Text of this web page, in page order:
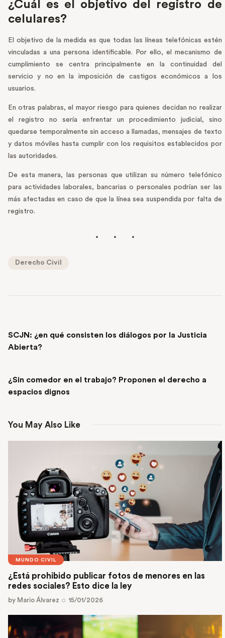
¿Cuál es el objetivo del registro de
celulares?
El objetivo de la medida es que todas las líneas telefónicas estén
vinculadas a una persona identificable. Por ello, el mecanismo de
cumplimiento se centra principalmente en la continuidad del
servicio y no en la imposición de castigos económicos a los
usuarios.
En otras palabras, el mayor riesgo para quienes decidan no realizar
el registro no sería enfrentar un procedimiento judicial, sino
quedarse temporalmente sin acceso a llamadas, mensajes de texto
y datos móviles hasta cumplir con los requisitos establecidos por
las autoridades.
De esta manera, las personas que utilizan su número telefónico
para actividades laborales, bancarias o personales podrían ser las
más afectadas en caso de que la línea sea suspendida por falta de
registro.
Derecho Civil
SCJN: ¿en qué consisten los diálogos por la Justicia
Abierta?
¿Sin comedor en el trabajo? Proponen el derecho a
espacios dignos
You May Also Like
MUNDO CIVIL
¿Está prohibido publicar fotos de menores en las
redes sociales? Esto dice la ley
by Mario Álvarez 15/01/2026